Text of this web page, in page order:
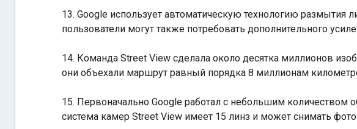
13. Google использует автоматическую технологию
пользователи могут также потребовать дополнительного
14. Команда Street View сделала около десятка миллионов
они объехали маршрут равный порядка 8 миллионам
15. Первоначально Google работал с небольшим количеством
система камер Street View имеет 15 линз и может снимать